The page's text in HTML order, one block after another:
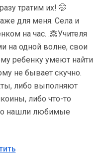
тратим их! 🤭
для меня. Села и
на час. .🙈Учителя
на одной волне, свои
ребенку умеют найти
не бывает скучно.
либо выполняют
либо что-то
нашли любимые